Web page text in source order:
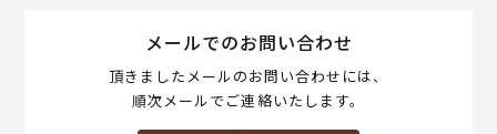
メールでのお問い合わせ
頂きましたメールのお問い合わせには、
順次メールでご連絡いたします。